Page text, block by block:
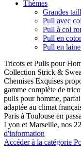
Thèmes
Grandes
Pull avec
Pull à col
Pull en
Pull en
Tricots et Pulls pour
Collection Strick &
Chemises Exquises
gamme complète de
pulls pour homme,
adaptée au climat
Paris à Toulouse en
Lyon et Marseille, nos
d'information
Accéder à la catégorie